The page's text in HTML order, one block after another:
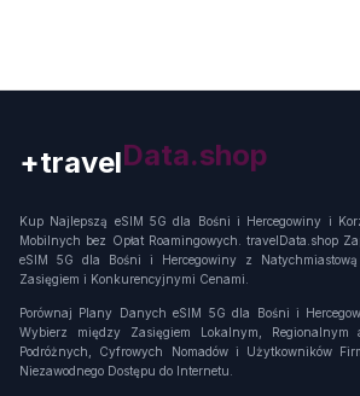
+travelConnection
Kup Najlepszą eSIM 5G dla Bośni i Hercegowiny i
Mobilnych bez Opłat Roamingowych. travelData.shop
eSIM 5G dla Bośni i Hercegowiny z Natychmiastową
Zasięgiem i Konkurencyjnymi Cenami.
Porównaj Plany Danych eSIM 5G dla Bośni i
Wybierz między Zasięgiem Lokalnym,
Podróżnych, Cyfrowych Nomadów i Użytkowników
Niezawodnego Dostępu do Internetu.